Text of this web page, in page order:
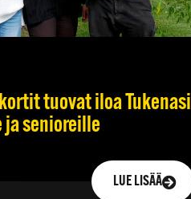
tuovat iloa Tukenasi
senioreille
LUE LISÄÄ